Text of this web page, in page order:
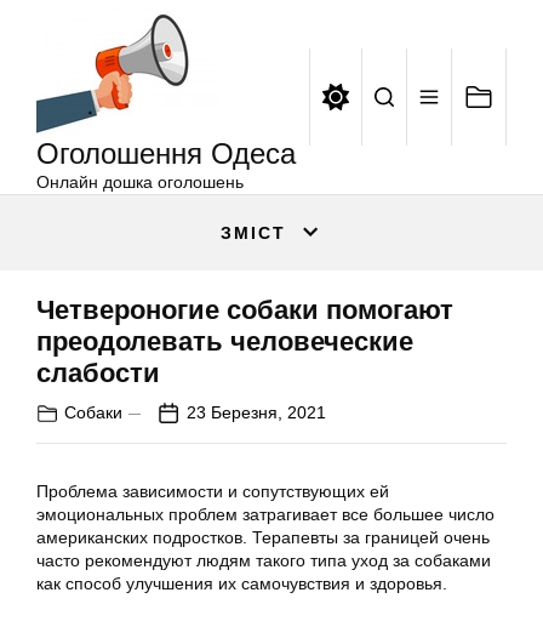
Оголошення Одеса
Онлайн дошка оголошень
ЗМІСТ
Четвероногие собаки помогают
преодолевать человеческие
слабости
Собаки 23 Березня, 2021
Проблема зависимости и сопутствующих ей
эмоциональных проблем затрагивает все большее число
американских подростков. Терапевты за границей очень
часто рекомендуют людям такого типа уход за собаками
как способ улучшения их самочувствия и здоровья.